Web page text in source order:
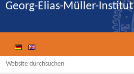
Georg-Elias-Müller-
Website durchsuchen